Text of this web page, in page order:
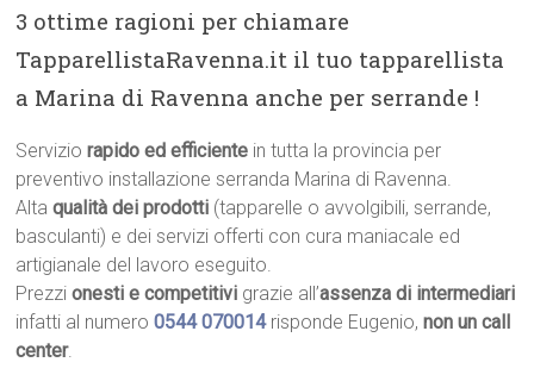
3 ottime ragioni per chiamare
TapparellistaRavenna.it il tuo tapparellista
a Marina di Ravenna anche per serrande !
Serviziorapido ed efficiente in tutta la provincia per
preventivo installazione serranda Marina di Ravenna.
Altaqualità dei prodotti (tapparelle o avvolgibili, serrande,
basculanti) e dei servizi offerti con cura maniacale ed
artigianale del lavoro eseguito.
Prezzionesti e competitivi grazie all’assenza di intermediari
infatti al numero0544 070014 risponde Eugenio,non un call
center.